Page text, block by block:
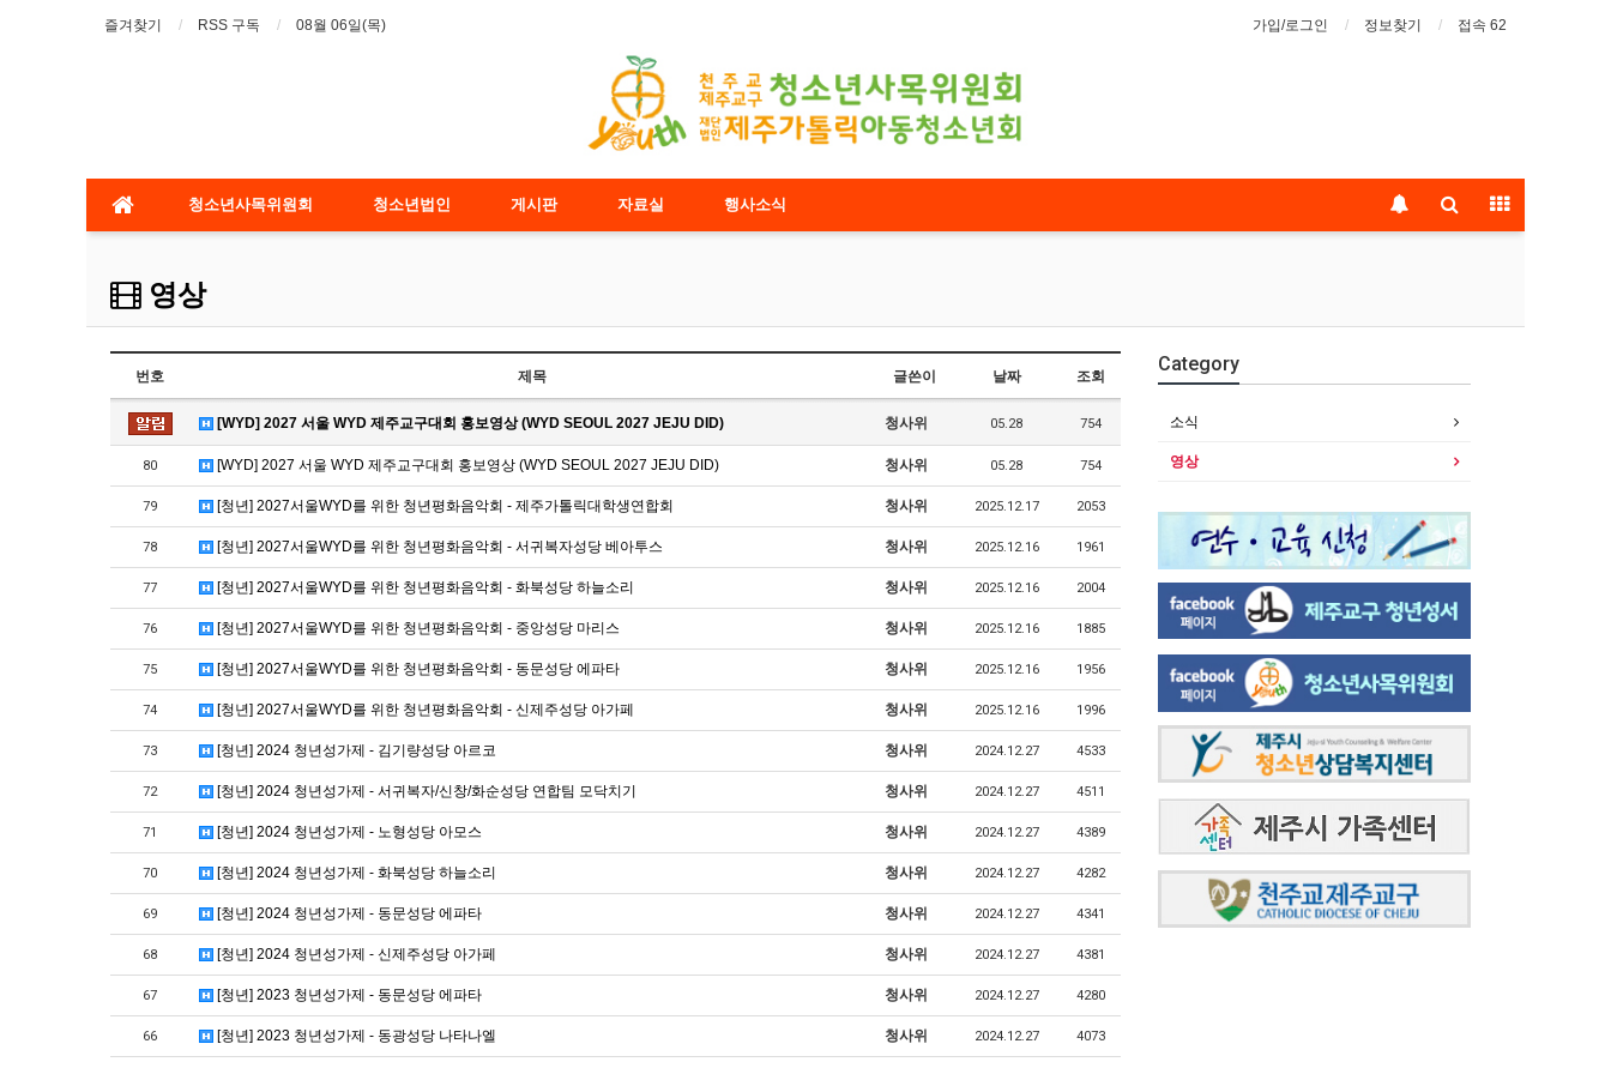
즐겨찾기 RSS 구독 08월 06일(목) 가입/로그인 정보찾기 접속 62
청소년사목위원회 청소년법인 게시판 자료실 행사소식
영상
번호 제목 글쓴이 날짜 조회
[WYD] 2027 서울 WYD 제주교구대회 홍보영상 (WYD SEOUL 2027 JEJU DID) 청사위 05.28 754
80 [WYD] 2027 서울 WYD 제주교구대회 홍보영상 (WYD SEOUL 2027 JEJU DID) 청사위 05.28 754
79 [청년] 2027서울WYD를 위한 청년평화음악회 - 제주가톨릭대학생연합회 청사위 2025.12.17 2053
78 [청년] 2027서울WYD를 위한 청년평화음악회 - 서귀복자성당 베아투스 청사위 2025.12.16 1961
77 [청년] 2027서울WYD를 위한 청년평화음악회 - 화북성당 하늘소리 청사위 2025.12.16 2004
76 [청년] 2027서울WYD를 위한 청년평화음악회 - 중앙성당 마리스 청사위 2025.12.16 1885
75 [청년] 2027서울WYD를 위한 청년평화음악회 - 동문성당 에파타 청사위 2025.12.16 1956
74 [청년] 2027서울WYD를 위한 청년평화음악회 - 신제주성당 아가페 청사위 2025.12.16 1996
73 [청년] 2024 청년성가제 - 김기량성당 아르코 청사위 2024.12.27 4533
72 [청년] 2024 청년성가제 - 서귀복자/신창/화순성당 연합팀 모닥치기 청사위 2024.12.27 4511
71 [청년] 2024 청년성가제 - 노형성당 아모스 청사위 2024.12.27 4389
70 [청년] 2024 청년성가제 - 화북성당 하늘소리 청사위 2024.12.27 4282
69 [청년] 2024 청년성가제 - 동문성당 에파타 청사위 2024.12.27 4341
68 [청년] 2024 청년성가제 - 신제주성당 아가페 청사위 2024.12.27 4381
67 [청년] 2023 청년성가제 - 동문성당 에파타 청사위 2024.12.27 4280
66 [청년] 2023 청년성가제 - 동광성당 나타나엘 청사위 2024.12.27 4073
Category
소식
영상